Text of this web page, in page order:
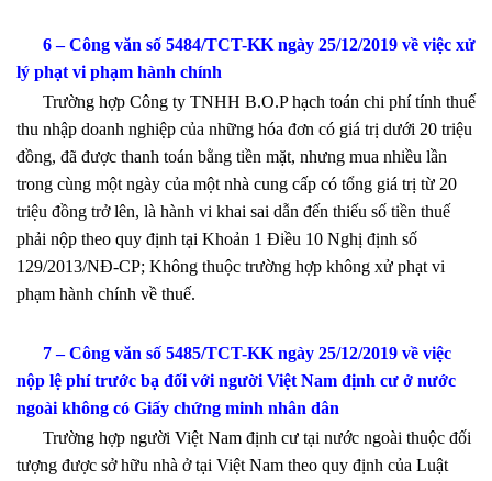
6 – Công văn số 5484/TCT-KK ngày 25/12/2019 về việc xử
lý phạt vi phạm hành chính
Trường hợp Công ty TNHH B.O.P hạch toán chi phí tính thuế
thu nhập doanh nghiệp của những hóa đơn có giá trị dưới 20 triệu
đồng, đã được thanh toán bằng tiền mặt, nhưng mua nhiều lần
trong cùng một ngày của một nhà cung cấp có tổng giá trị từ 20
triệu đồng trở lên, là hành vi khai sai dẫn đến thiếu số tiền thuế
phải nộp theo quy định tại Khoản 1 Điều 10 Nghị định số
129/2013/NĐ-CP; Không thuộc trường hợp không xử phạt vi
phạm hành chính về thuế.
7 – Công văn số 5485/TCT-KK ngày 25/12/2019 về việc
nộp lệ phí trước bạ đối với người Việt Nam định cư ở nước
ngoài không có Giấy chứng minh nhân dân
Trường hợp người Việt Nam định cư tại nước ngoài thuộc đối
tượng được sở hữu nhà ở tại Việt Nam theo quy định của Luật